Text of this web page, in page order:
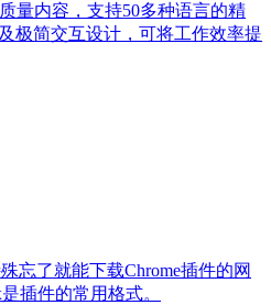
量内容，支持50多种语言的精
极简交互设计，可将工作效率提
忘了就能下载Chrome插件的网
插件的常用格式。